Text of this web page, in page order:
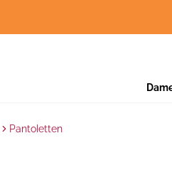
Pantoletten